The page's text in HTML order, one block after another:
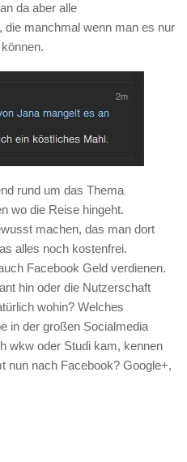
da aber alle
die manchmal wenn man es nur
rund um das Thema
wo die Reise hingeht.
machen, das man dort
alles noch kostenfrei.
Facebook Geld verdienen.
hin oder die Nutzerschaft
wohin? Welches
in der großen Socialmedia
wkw oder Studi kam, kennen
nun nach Facebook? Google+,